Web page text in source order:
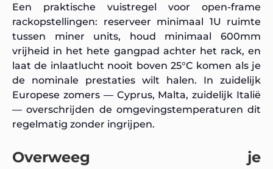
Een praktische vuistregel voor open-frame
rackopstellingen: reserveer minimaal 1U ruimte
tussen miner units, houd minimaal 600mm
vrijheid in het hete gangpad achter het rack, en
laat de inlaatlucht nooit boven 25°C komen als je
de nominale prestaties wilt halen. In zuidelijk
Europese zomers — Cyprus, Malta, zuidelijk Italië
— overschrijden de omgevingstemperaturen dit
regelmatig zonder ingrijpen.
Overweeg je